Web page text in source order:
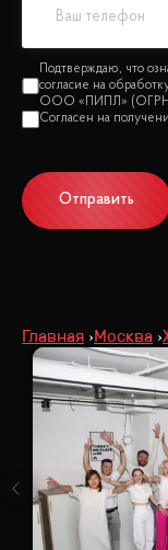
Отправить
Главная Москва